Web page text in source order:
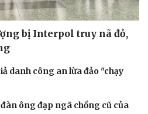
bị Interpol truy nã đỏ,
danh công an lừa đảo "chạy
ông đạp ngã chồng cũ của